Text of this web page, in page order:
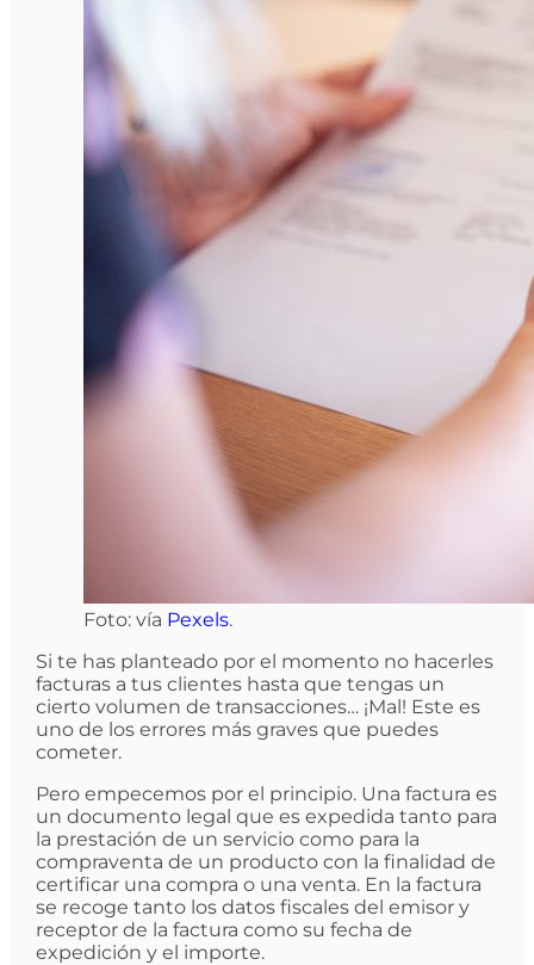
Foto: vía Pexels.
Si te has planteado por el momento no hacerles
facturas a tus clientes hasta que tengas un
cierto volumen de transacciones… ¡Mal! Este es
uno de los errores más graves que puedes
cometer.
Pero empecemos por el principio. Una factura es
un documento legal que es expedida tanto para
la prestación de un servicio como para la
compraventa de un producto con la finalidad de
certificar una compra o una venta. En la factura
se recoge tanto los datos fiscales del emisor y
receptor de la factura como su fecha de
expedición y el importe.